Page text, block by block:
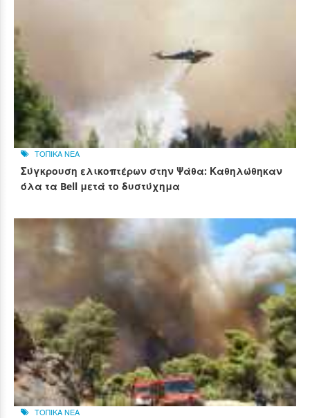
ΤΟΠΙΚΑ ΝΕΑ
Σύγκρουση ελικοπτέρων στην Ψάθα: Καθηλώθηκαν
όλα τα Bell μετά το δυστύχημα
ΤΟΠΙΚΑ ΝΕΑ